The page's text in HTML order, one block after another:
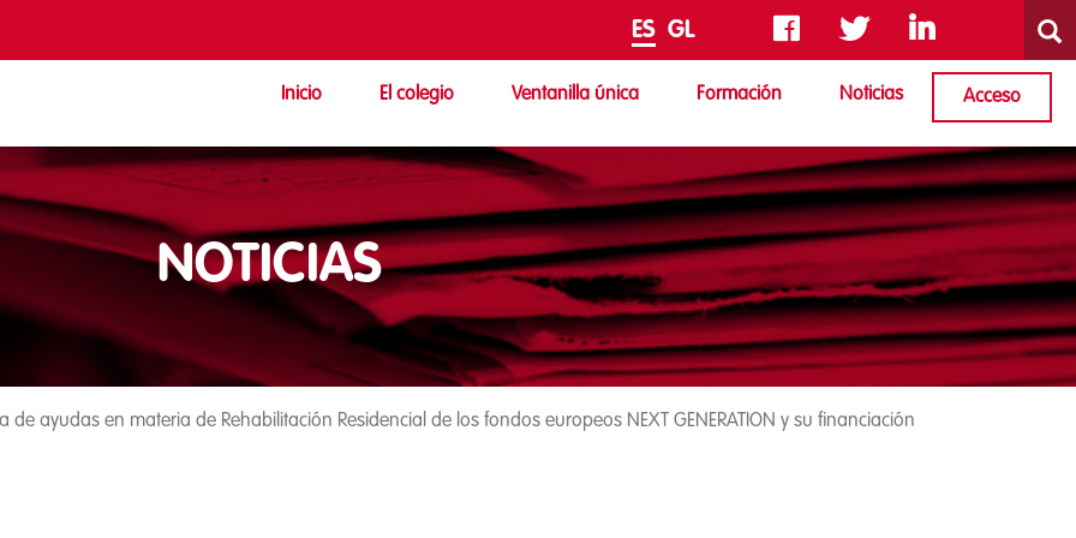
ES GL
Inicio El colegio Ventanilla única Formación Noticias Acceso
NOTICIAS
ayudas en materia de Rehabilitación Residencial de los fondos europeos NEXT GENERATION y su financiación